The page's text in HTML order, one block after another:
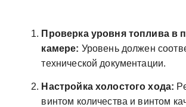
Проверка уровня топлива в
камере: Уровень должен
технической документации.
Настройка холостого хода:
винтом количества и винтом